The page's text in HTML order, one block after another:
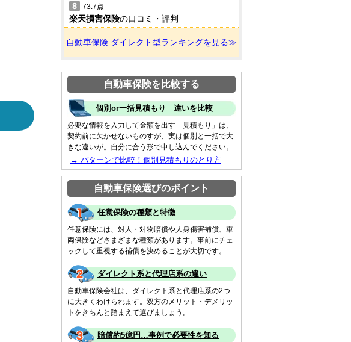
73.7点
楽天損害保険の口コミ・評判
自動車保険 ダイレクト型ランキングを見る≫
自動車保険を比較する
個別or一括見積もり 違いを比較
必要な情報を入力して金額を出す「見積もり」は、
契約前に欠かせないものすが、実は個別と一括で大
きな違いが。自分に合う形で申し込んでください。
→ パターンで比較！個別見積もりのとり方
自動車保険選びのポイント
任意保険の種類と特徴
任意保険には、対人・対物賠償や人身傷害補償、車
両保険などさまざまな種類があります。事前にチェ
ックして重視する補償を決めることが大切です。
ダイレクト系と代理店系の違い
自動車保険会社は、ダイレクト系と代理店系の2つ
に大きくわけられます。双方のメリット・デメリッ
トをきちんと踏まえて選びましょう。
賠償約5億円…事例で必要性を知る